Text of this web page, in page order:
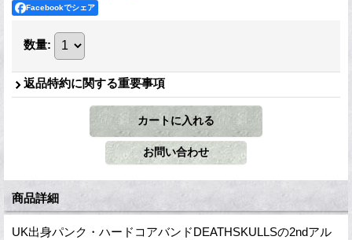
Facebookでシェア
数量:
返品特約に関する重要事項
商品詳細
UK出身パンク・ハードコアバンドDEATHSKULLSの2ndアル